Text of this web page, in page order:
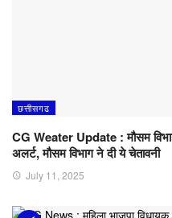
छत्तीसगढ
CG Weater Update : मौसम
अलर्ट, मौसम विभाग ने दी ये चेतावनी
July 11, 2025